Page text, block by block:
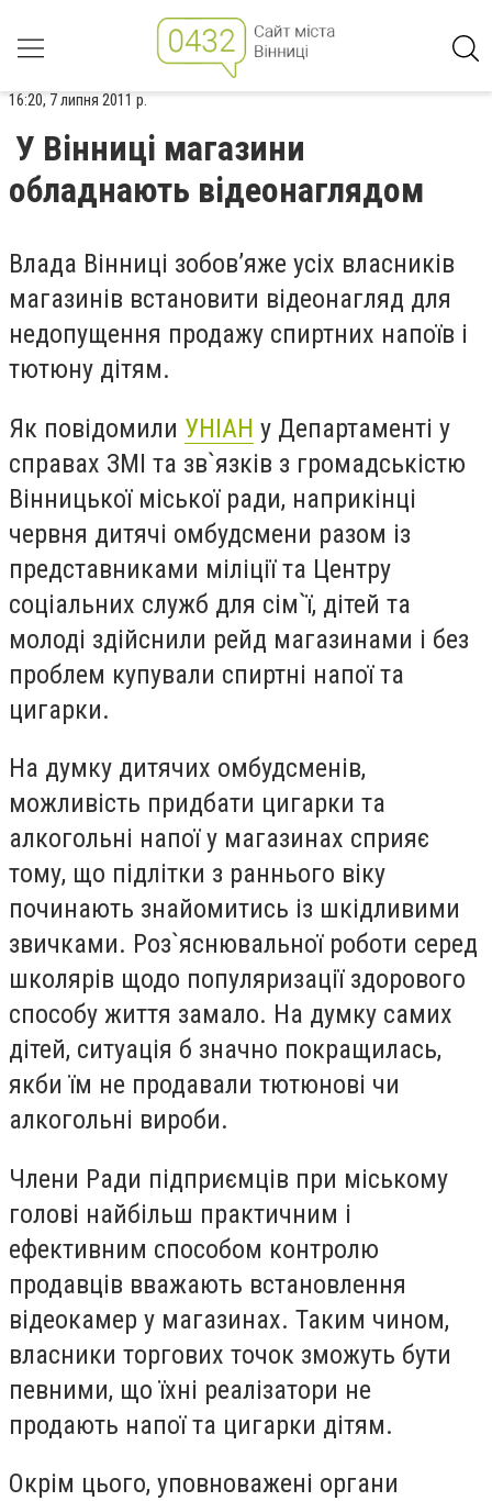
16:20, 7 липня 2011 р.
У Вінниці магазини
обладнають відеонаглядом
Влада Вінниці зобов’яже усіх власників
магазинів встановити відеонагляд для
недопущення продажу спиртних напоїв і
тютюну дітям.
Як повідомили УНІАН у Департаменті у
справах ЗМІ та зв`язків з громадськістю
Вінницької міської ради, наприкінці
червня дитячі омбудсмени разом із
представниками міліції та Центру
соціальних служб для сім`ї, дітей та
молоді здійснили рейд магазинами і без
проблем купували спиртні напої та
цигарки.
На думку дитячих омбудсменів,
можливість придбати цигарки та
алкогольні напої у магазинах сприяє
тому, що підлітки з раннього віку
починають знайомитись із шкідливими
звичками. Роз`яснювальної роботи серед
школярів щодо популяризації здорового
способу життя замало. На думку самих
дітей, ситуація б значно покращилась,
якби їм не продавали тютюнові чи
алкогольні вироби.
Члени Ради підприємців при міському
голові найбільш практичним і
ефективним способом контролю
продавців вважають встановлення
відеокамер у магазинах. Таким чином,
власники торгових точок зможуть бути
певними, що їхні реалізатори не
продають напої та цигарки дітям.
Окрім цього, уповноважені органи